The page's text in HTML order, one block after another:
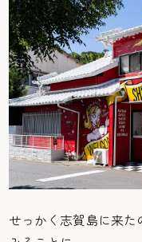
せっかく志賀島に来